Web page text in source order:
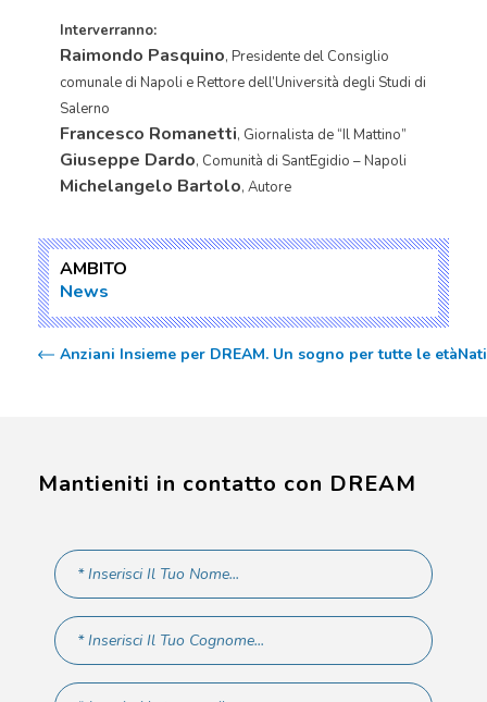
Interverranno:
Raimondo Pasquino, Presidente del Consiglio
comunale di Napoli e Rettore dell’Università degli Studi di
Salerno
Francesco Romanetti, Giornalista de “Il Mattino”
Giuseppe Dardo, Comunità di SantEgidio – Napoli
Michelangelo Bartolo, Autore
AMBITO
News
Anziani Insieme per DREAM. Un sogno per tutte le età
Mantieniti in contatto con DREAM